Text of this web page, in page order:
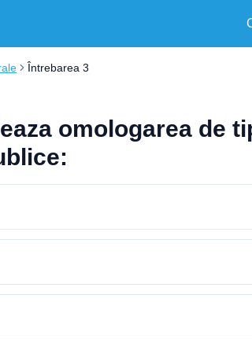
Întrebarea 3
omologarea de